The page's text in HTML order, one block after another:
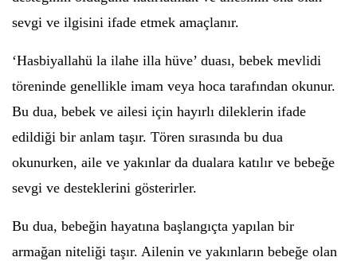
sevgi ve ilgisini ifade etmek amaçlanır.
‘Hasbiyallahü la ilahe illa hüve’ duası, bebek mevlidi
töreninde genellikle imam veya hoca tarafından okunur.
Bu dua, bebek ve ailesi için hayırlı dileklerin ifade
edildiği bir anlam taşır. Tören sırasında bu dua
okunurken, aile ve yakınlar da dualara katılır ve bebeğe
sevgi ve desteklerini gösterirler.
Bu dua, bebeğin hayatına başlangıçta yapılan bir
armağan niteliği taşır. Ailenin ve yakınların bebeğe olan